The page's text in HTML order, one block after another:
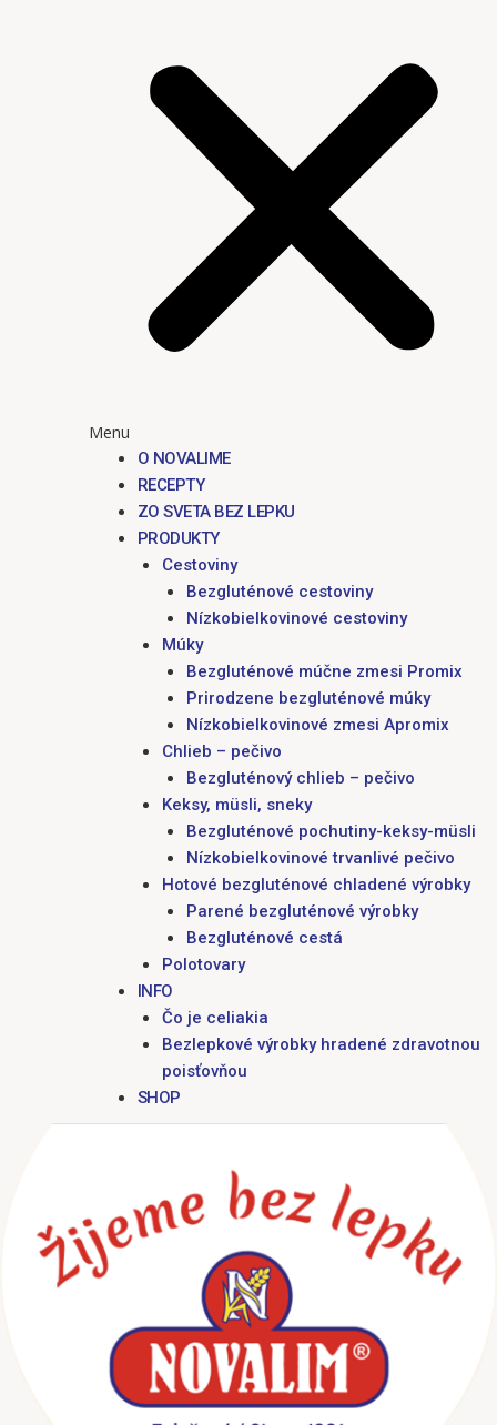
Menu
O NOVALIME
RECEPTY
ZO SVETA BEZ LEPKU
PRODUKTY
Cestoviny
Bezgluténové cestoviny
Nízkobielkovinové cestoviny
Múky
Bezgluténové múčne zmesi Promix
Prirodzene bezgluténové múky
Nízkobielkovinové zmesi Apromix
Chlieb – pečivo
Bezgluténový chlieb – pečivo
Keksy, müsli, sneky
Bezgluténové pochutiny-keksy-müsli
Nízkobielkovinové trvanlivé pečivo
Hotové bezgluténové chladené výrobky
Parené bezgluténové výrobky
Bezgluténové cestá
Polotovary
INFO
Čo je celiakia
Bezlepkové výrobky hradené zdravotnou
poisťovňou
SHOP